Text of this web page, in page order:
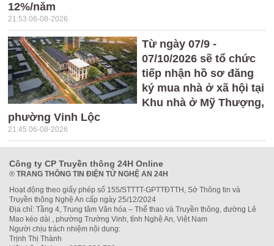
12%/năm
21:53 06-08-2026
Từ ngày 07/9 -
07/10/2026 sẽ tổ chức
tiếp nhận hồ sơ đăng
ký mua nhà ở xã hội tại
Khu nhà ở Mỹ Thượng,
phường Vinh Lộc
21:45 06-08-2026
Công ty CP Truyền thông 24H Online
® TRANG THÔNG TIN ĐIỆN TỬ NGHỆ AN 24H
Hoạt động theo giấy phép số 155/STTTT-GPTTĐTTH, Sở Thông tin và
Truyền thông Nghệ An cấp ngày 25/12/2024
Địa chỉ: Tầng 4, Trung tâm Văn hóa – Thể thao và Truyền thông, đường Lê
Mao kéo dài , phường Trường Vinh, tỉnh Nghệ An, Việt Nam
Người chịu trách nhiệm nội dung:
Trịnh Thị Thành